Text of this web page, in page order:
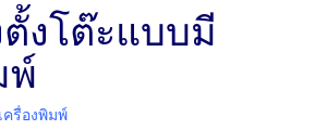
งโต๊ะแบบมี
พ์
ครื่องพิมพ์